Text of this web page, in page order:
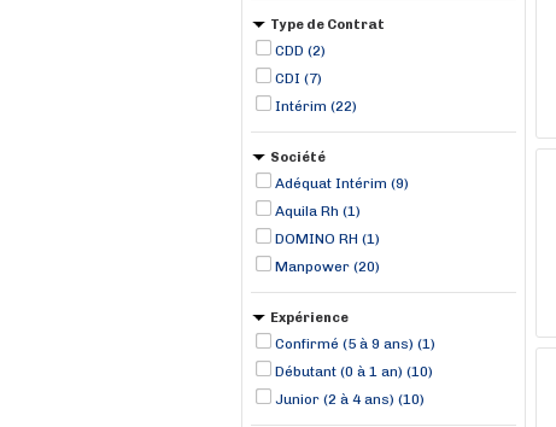
Château-Thierry (2)
Hénin-Beaumont (2)
Roncq (2)
Saint-Quentin (2)
Armentières (1)
Type de Contrat
CDD (2)
CDI (7)
Intérim (22)
Société
Adéquat Intérim (9)
Aquila Rh (1)
DOMINO RH (1)
Manpower (20)
Expérience
Confirmé (5 à 9 ans) (1)
Débutant (0 à 1 an) (10)
Junior (2 à 4 ans) (10)